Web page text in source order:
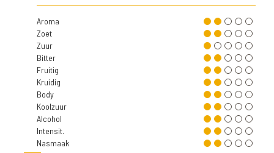
Aroma
Zoet
Zuur
Bitter
Fruitig
Kruidig
Body
Koolzuur
Alcohol
Intensit.
Nasmaak